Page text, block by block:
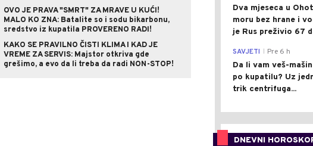
OVO JE PRAVA "SMRT" ZA MRAVE U KUĆI!
MALO KO ZNA: Batalite so i sodu bikarbonu,
sredstvo iz kupatila PROVERENO RADI!
KAKO SE PRAVILNO ČISTI KLIMA I KAD JE
VREME ZA SERVIS: Majstor otkriva gde
grešimo, a evo da li treba da radi NON-STOP!
Dva mjeseca u
moru bez hrane i
je Rus preživio 67
SAVJETI Pre 6 h
Da li vam veš-
po kupatilu? Uz
trik centrifuga...
DNEVNI